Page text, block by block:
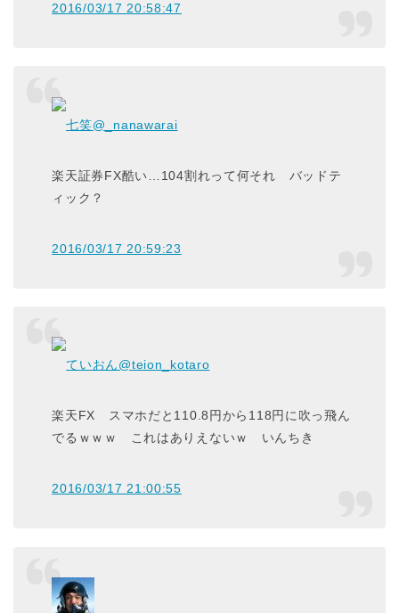
2016/03/17 20:58:47
七笑@_nanawarai
楽天証券FX酷い…104割れって何それ バッドテ
ィック？
2016/03/17 20:59:23
ていおん@teion_kotaro
楽天FX スマホだと110.8円から118円に吹っ飛ん
でるｗｗｗ これはありえないｗ いんちき
2016/03/17 21:00:55